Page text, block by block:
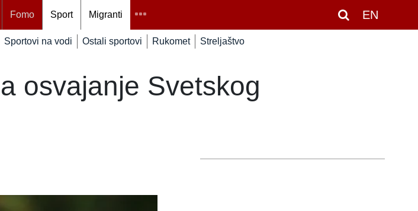
EN
Fomo Sport Migranti
Sportovi na vodi Ostali sportovi Rukomet Streljaštvo
osvajanje Svetskog